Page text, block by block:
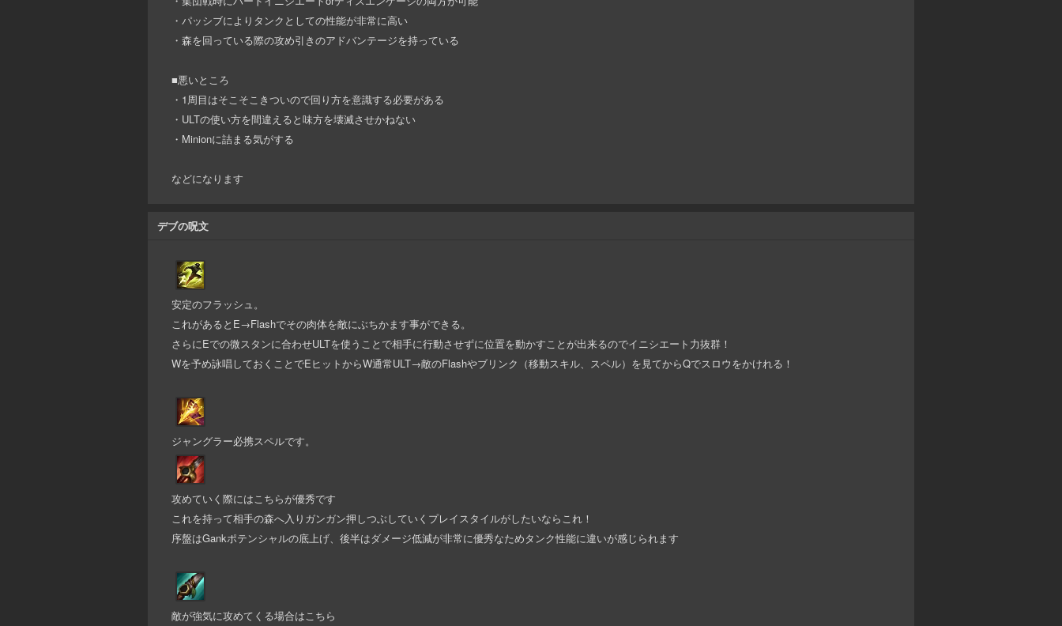
・パッシブによりタンクとしての性能が非常に高い
・森を回っている際の攻め引きのアドバンテージを持っている
■悪いところ
・1周目はそこそこきついので回り方を意識する必要がある
・ULTの使い方を間違えると味方を壊滅させかねない
・Minionに詰まる気がする
などになります
デブの呪文
安定のフラッシュ。
これがあるとE→Flashでその肉体を敵にぶちかます事ができる。
さらにEでの微スタンに合わせULTを使うことで相手に行動させずに位置を動かすことが出来るのでイニシエート力抜群！
Wを予め詠唱しておくことでEヒットからW通常ULT→敵のFlashやブリンク（移動スキル、スペル）を見てからQでスロウをかけれる！
ジャングラー必携スペルです。
攻めていく際にはこちらが優秀です
これを持って相手の森へ入りガンガン押しつぶしていくプレイスタイルがしたいならこれ！
序盤はGankポテンシャルの底上げ、後半はダメージ低減が非常に優秀なためタンク性能に違いが感じられます
敵が強気に攻めてくる場合はこちら